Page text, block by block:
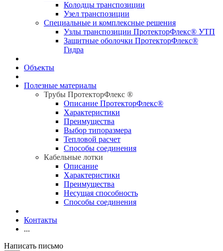
Колодцы транспозиции
Узел транспозиции
Специальные и комплексные решения
Узлы транспозиции ПротекторФлекс® УТП
Защитные оболочки ПротекторФлекс®
Гидра
Объекты
Полезные материалы
Трубы ПротекторФлекс ®
Описание ПротекторФлекс®
Характеристики
Преимущества
Выбор типоразмера
Тепловой расчет
Способы соединения
Кабельные лотки
Описание
Характеристики
Преимущества
Несущая способность
Способы соединения
Контакты
...
Написать письмо